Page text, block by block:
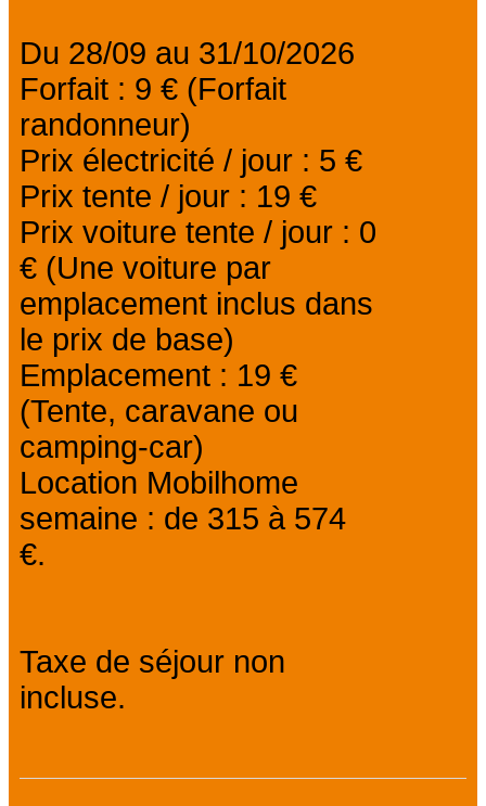
Du 28/09 au 31/10/2026
Forfait : 9 € (Forfait
randonneur)
Prix électricité / jour : 5 €
Prix tente / jour : 19 €
Prix voiture tente / jour : 0
€ (Une voiture par
emplacement inclus dans
le prix de base)
Emplacement : 19 €
(Tente, caravane ou
camping-car)
Location Mobilhome
semaine : de 315 à 574
€.
Taxe de séjour non
incluse.